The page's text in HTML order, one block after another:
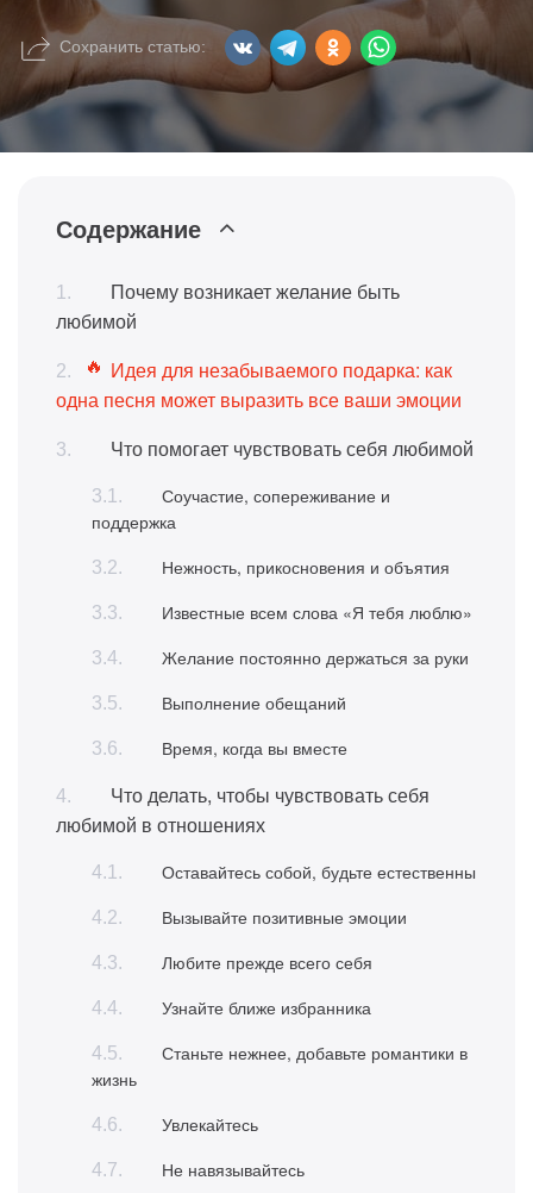
Сохранить статью:
Содержание
Почему возникает желание быть
любимой
Идея для незабываемого подарка: как
одна песня может выразить все ваши эмоции
Что помогает чувствовать себя любимой
Соучастие, сопереживание и
поддержка
Нежность, прикосновения и объятия
Известные всем слова «Я тебя люблю»
Желание постоянно держаться за руки
Выполнение обещаний
Время, когда вы вместе
Что делать, чтобы чувствовать себя
любимой в отношениях
Оставайтесь собой, будьте естественны
Вызывайте позитивные эмоции
Любите прежде всего себя
Узнайте ближе избранника
Станьте нежнее, добавьте романтики в
жизнь
Увлекайтесь
Не навязывайтесь